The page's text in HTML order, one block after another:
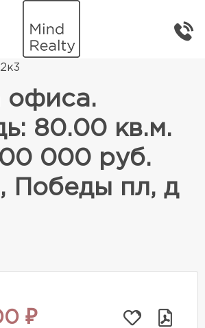
недвижимость
офиса.
80.00 кв.м.
000 руб.
Победы пл, д
₽